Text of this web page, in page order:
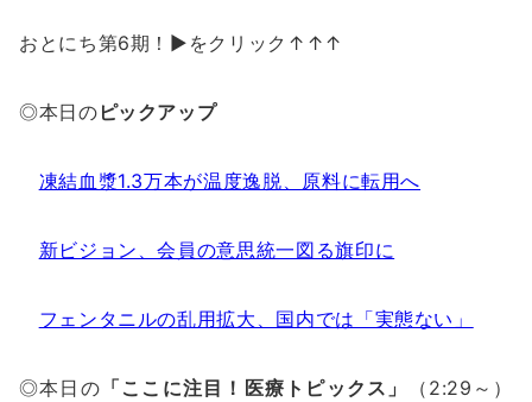
おとにち第6期！▶をクリック↑↑↑
◎本日の ピックアップ
凍結血漿1.3万本が温度逸脱、原料に転用へ
新ビジョン、会員の意思統一図る旗印に
フェンタニルの乱用拡大、国内では「実態ない」
◎本日の 「ここに注目！医療トピックス」
（2:29～）